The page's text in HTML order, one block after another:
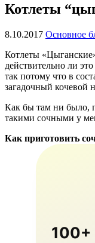
Котлеты
8.10.2017 Основное
Котлеты
действительно ли
так потому что в
загадочный кочевой
Как бы там ни было,
такими сочными у
Как приготовить
100+